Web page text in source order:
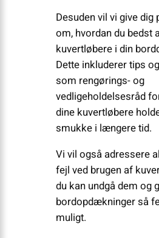
Desuden vil vi give
om, hvordan du bedst
kuvertløbere i din
Dette inkluderer tips
som rengørings- og
vedligeholdelsesråd
dine kuvertløbere
smukke i længere tid.
Vi vil også adressere
fejl ved brugen af
du kan undgå dem og
bordopdækninger så
muligt.